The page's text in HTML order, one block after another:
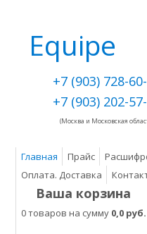
Equipe
+7 (903) 728-
+7 (903) 202-
(Москва и Московская
Главная Прайс
Оплата. Доставка
Ваша корзина
0 товаров на сумму 0,0 руб.